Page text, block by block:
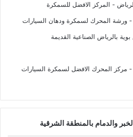
- المركز الافضل للسمكرة
- ورشة المحرك لسمكرة ودهان السيارات
بالرياض الصناعية القديمة
- مركز المحرك الافضل لسمكرة السيارات
والدمام بالمنطقة الشرقية